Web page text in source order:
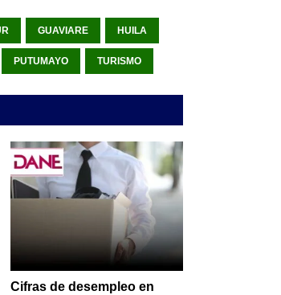
GUAVIARE HUILA
PUTUMAYO TURISMO
Cifras de desempleo en